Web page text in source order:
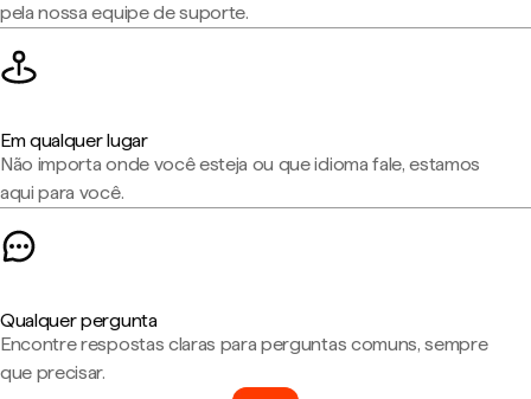
pela nossa equipe de suporte.
Em qualquer lugar
Não importa onde você esteja ou que idioma fale, estamos
aqui para você.
Qualquer pergunta
Encontre respostas claras para perguntas comuns, sempre
que precisar.